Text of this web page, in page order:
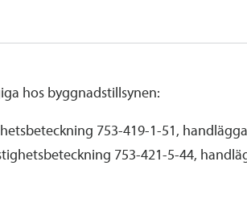
hos byggnadstillsynen:
753-419-1-51,
753-421-5-44,